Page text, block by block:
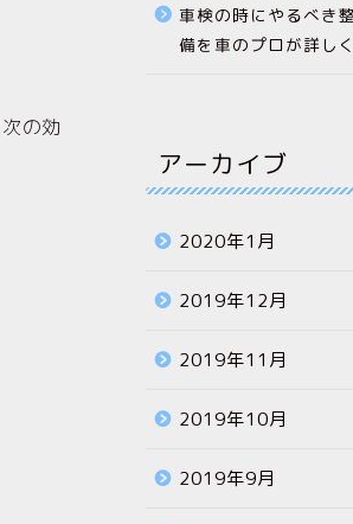
の効
車検の時にやるべき
備を車のプロが詳し
アーカイブ
2020年1月
2019年12月
2019年11月
2019年10月
2019年9月